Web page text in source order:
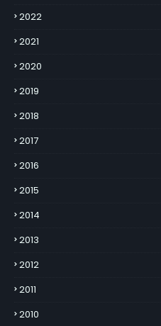
2022
2021
2020
2019
2018
2017
2016
2015
2014
2013
2012
2011
2010